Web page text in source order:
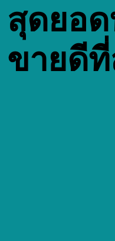
สุดยอ
ขายดี